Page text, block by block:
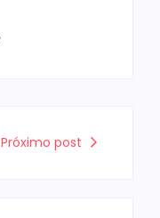
Próximo post